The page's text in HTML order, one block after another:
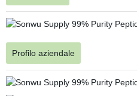
Profilo aziendale